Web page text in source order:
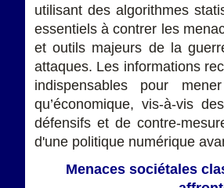
utilisant des algorithmes
essentiels à contrer les
et outils majeurs de la
attaques. Les informations
indispensables pour
qu’économique, vis-à-vis
défensifs et de contre-
d'une politique numérique
Menaces sociétales